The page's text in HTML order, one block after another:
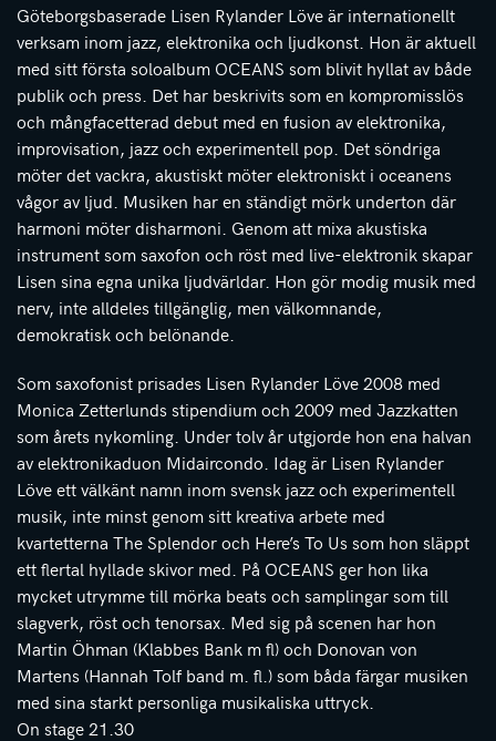
Göteborgsbaserade Lisen Rylander Löve är internationellt
verksam inom jazz, elektronika och ljudkonst. Hon är aktuell
med sitt första soloalbum OCEANS som blivit hyllat av både
publik och press. Det har beskrivits som en kompromisslös
och mångfacetterad debut med en fusion av elektronika,
improvisation, jazz och experimentell pop. Det söndriga
möter det vackra, akustiskt möter elektroniskt i oceanens
vågor av ljud. Musiken har en ständigt mörk underton där
harmoni möter disharmoni. Genom att mixa akustiska
instrument som saxofon och röst med live-elektronik skapar
Lisen sina egna unika ljudvärldar. Hon gör modig musik med
nerv, inte alldeles tillgänglig, men välkomnande,
demokratisk och belönande.
Som saxofonist prisades Lisen Rylander Löve 2008 med
Monica Zetterlunds stipendium och 2009 med Jazzkatten
som årets nykomling. Under tolv år utgjorde hon ena halvan
av elektronikaduon Midaircondo. Idag är Lisen Rylander
Löve ett välkänt namn inom svensk jazz och experimentell
musik, inte minst genom sitt kreativa arbete med
kvartetterna The Splendor och Here’s To Us som hon släppt
ett flertal hyllade skivor med. På OCEANS ger hon lika
mycket utrymme till mörka beats och samplingar som till
slagverk, röst och tenorsax. Med sig på scenen har hon
Martin Öhman (Klabbes Bank m fl) och Donovan von
Martens (Hannah Tolf band m. fl.) som båda färgar musiken
med sina starkt personliga musikaliska uttryck.
On stage 21.30